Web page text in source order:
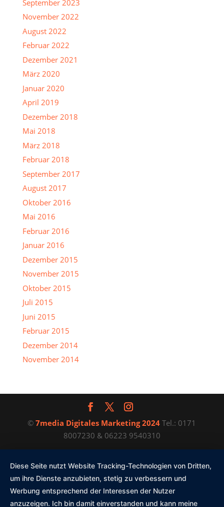
September 2023
November 2022
August 2022
Februar 2022
Dezember 2021
März 2020
Januar 2020
April 2019
Dezember 2018
Mai 2018
März 2018
Februar 2018
September 2017
August 2017
Oktober 2016
Mai 2016
Februar 2016
Januar 2016
Dezember 2015
November 2015
Oktober 2015
Juli 2015
Juni 2015
Februar 2015
Dezember 2014
November 2014
©7media Digitales Marketing 2024 Tel.: 0171
8007230 & 06223 9540310
Diese Seite nutzt Website Tracking-Technologien von Dritten,
um ihre Dienste anzubieten, stetig zu verbessern und
Werbung entsprechend der Interessen der Nutzer
anzuzeigen. Ich bin damit einverstanden und kann meine